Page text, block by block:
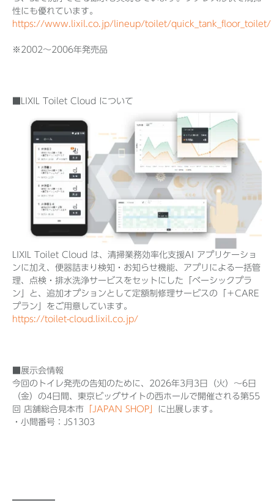
性にも優れています。
https://www.lixil.co.jp/lineup/toilet/quick_tank_floor_toilet/
※2002～2006年発売品
■LIXIL Toilet Cloud について
LIXIL Toilet Cloud は、清掃業務効率化支援AI アプリケーショ
ンに加え、便器詰まり検知・お知らせ機能、アプリによる一括管
理、点検・排水洗浄サービスをセットにした「ベーシックプラ
ン」と、追加オプションとして定額制修理サービスの「＋CARE
プラン」をご用意しています。
https://toilet-cloud.lixil.co.jp/
■展示会情報
今回のトイレ発売の告知のために、2026年3月3日（火）～6日
（金）の4日間、東京ビッグサイトの西ホールで開催される第55
回 店舗総合見本市 「JAPAN SHOP」 に出展します。
・小間番号：JS1303